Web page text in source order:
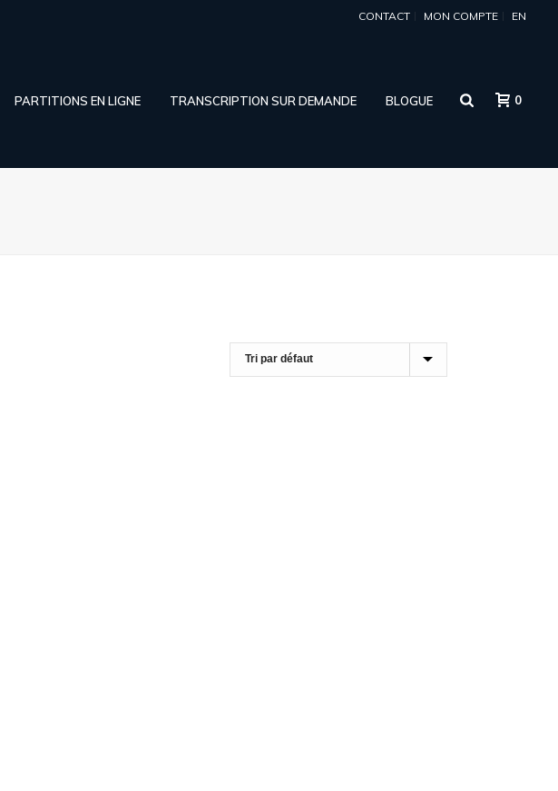
CONTACT MON COMPTE EN
PARTITIONS EN LIGNE TRANSCRIPTION SUR DEMANDE BLOGUE 0